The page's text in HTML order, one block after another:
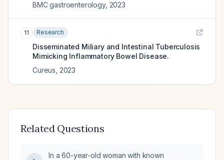
BMC gastroenterology, 2023
11 Research
Disseminated Miliary and Intestinal Tuberculosis
Mimicking Inflammatory Bowel Disease.
Cureus 2023
Related Questions
In a 60-year-old woman with known